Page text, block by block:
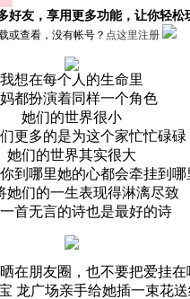
好友，享用更多功能，让你轻松
或查看，没有帐号？ 点这里注册
我想在每个人的生命里
都扮演着同样一个角色
她们的世界很小
更多的是为这个家忙忙碌碌
她们的世界其实很大
到哪里她的心都会牵挂到哪
她们的一生表现得淋漓尽致
首无言的诗也是最好的诗
在朋友圈，也不要把爱挂在
龙广场亲手给她插一束花